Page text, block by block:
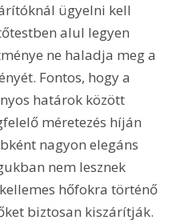
ügyelni kell
alul legyen
ne haladja meg a
Fontos, hogy a
határok között
méretezés híján
nagyon elegáns
nem lesznek
hőfokra történő
biztosan kiszárítják.